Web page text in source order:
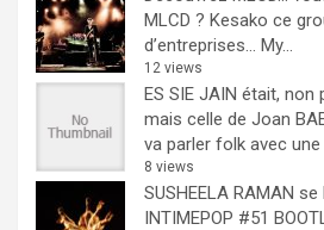
MLCD ? Kesako ce
d’entreprises… My...
12 views
ES SIE JAIN était, non
mais celle de Joan
va parler folk avec une
8 views
SUSHEELA RAMAN
INTIMEPOP #51